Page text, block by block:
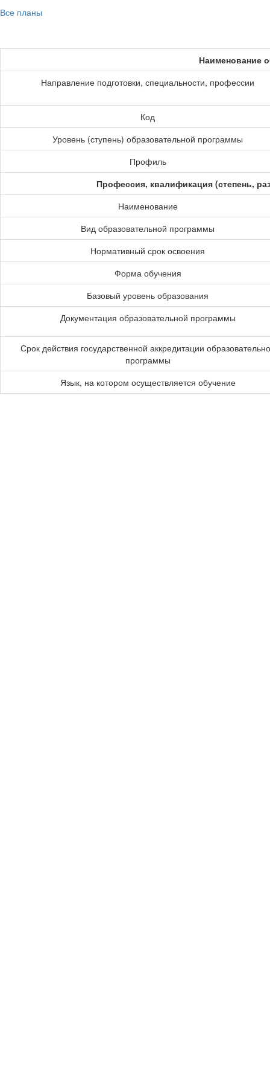
Все планы
Наименование
Направление подготовки, специальности, профессии
Код
Уровень (ступень) образовательной программы
Профиль
Профессия, квалификация (степень,
Наименование
Вид образовательной программы
Нормативный срок освоения
Форма обучения
Базовый уровень образования
Документация образовательной программы
Срок действия государственной аккредитации
программы
Язык, на котором осуществляется обучение